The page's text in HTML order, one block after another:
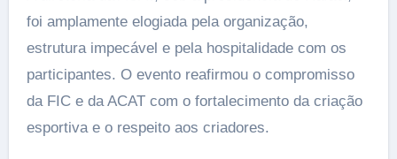
foi amplamente elogiada pela organização,
estrutura impecável e pela hospitalidade com os
participantes. O evento reafirmou o compromisso
da FIC e da ACAT com o fortalecimento da criação
esportiva e o respeito aos criadores.